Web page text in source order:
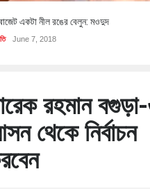
একটা নীল রঙের বেলুন: মওদুদ
June 7, 2018
রহমান
থেকে নির্বাচন